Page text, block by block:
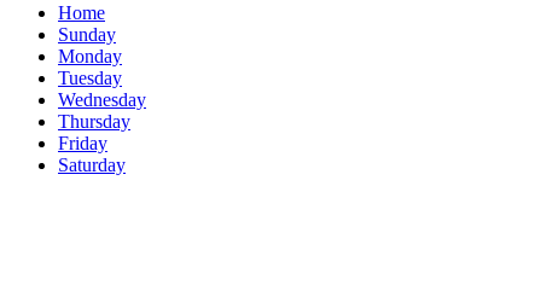
Home
Sunday
Monday
Tuesday
Wednesday
Thursday
Friday
Saturday